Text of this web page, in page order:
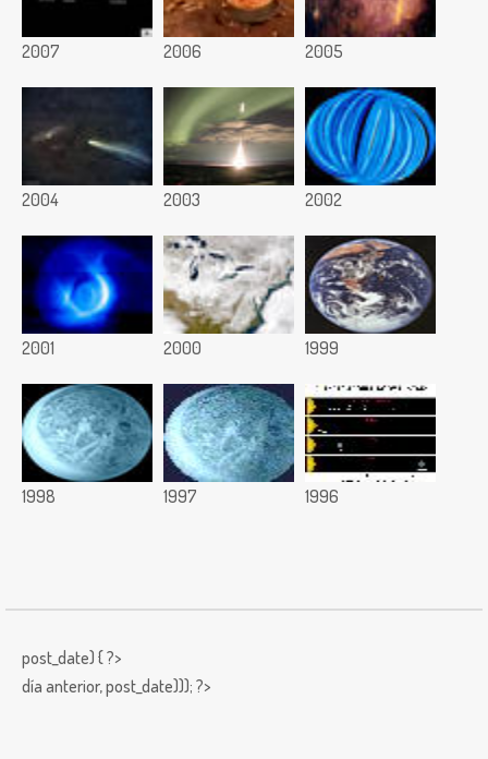
2007 2006 2005
2004 2003 2002
2001 2000 1999
1998 1997 1996
post_date) { ?>
día anterior,post_date))); ?>